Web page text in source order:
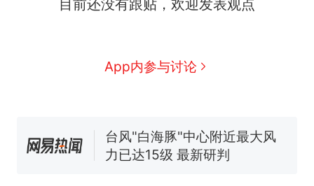
目前还没有跟贴，欢迎发表观点
App内参与讨论
因老师一句“跟我回家”改写了
协会回应
搬家报价570元，搬到楼下交
佛山一中学招聘物理教师，笔
试前13名均遭淘汰？教育局：